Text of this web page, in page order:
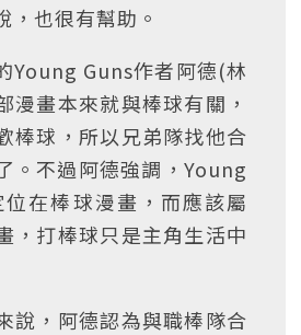
，也很有幫助。
Young Guns作者阿德(林
漫畫本來就與棒球有關，
棒球，所以兄弟隊找他合
。不過阿德強調，Young
在棒球漫畫，而應該屬
，打棒球只是主角生活中
說，阿德認為與職棒隊合